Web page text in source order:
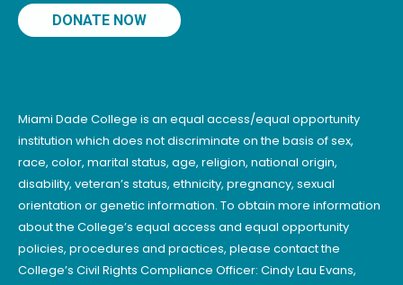
DONATE NOW
Miami Dade College is an equal access/equal opportunity
institution which does not discriminate on the basis of sex,
race, color, marital status, age, religion, national origin,
disability, veteran’s status, ethnicity, pregnancy, sexual
orientation or genetic information. To obtain more information
about the College’s equal access and equal opportunity
policies, procedures and practices, please contact the
College’s Civil Rights Compliance Officer: Cindy Lau Evans,